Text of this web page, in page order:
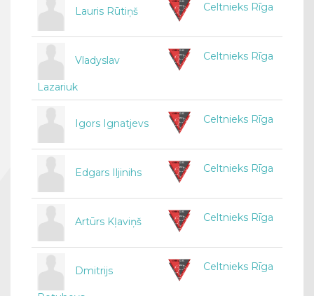
Lauris Rūtiņš Celtnieks Rīga
Vladyslav
Lazariuk
Celtnieks Rīga
Igors Ignatjevs Celtnieks Rīga
Edgars Iljinihs Celtnieks Rīga
Artūrs Kļaviņš Celtnieks Rīga
Dmitrijs Celtnieks Rīga